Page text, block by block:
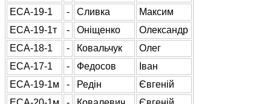
ЕСА-19-1
- Сливка
Максим
ЕСА-19-1т
- Оніщенко
Олександр
ЕСА-18-1
- Ковальчук
Олег
ЕСА-17-1
- Федосов
Іван
ЕСА-19-1м
- Редін
Євгеній